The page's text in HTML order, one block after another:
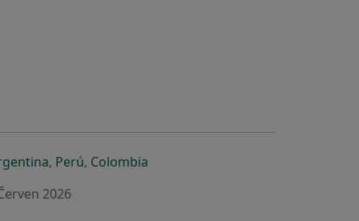
záložce
nové záložce
v nové záložce
se otevře v nové záložce
, Perúse otevře v nové záložce
, Colombiase otevře v nové záložce
2026